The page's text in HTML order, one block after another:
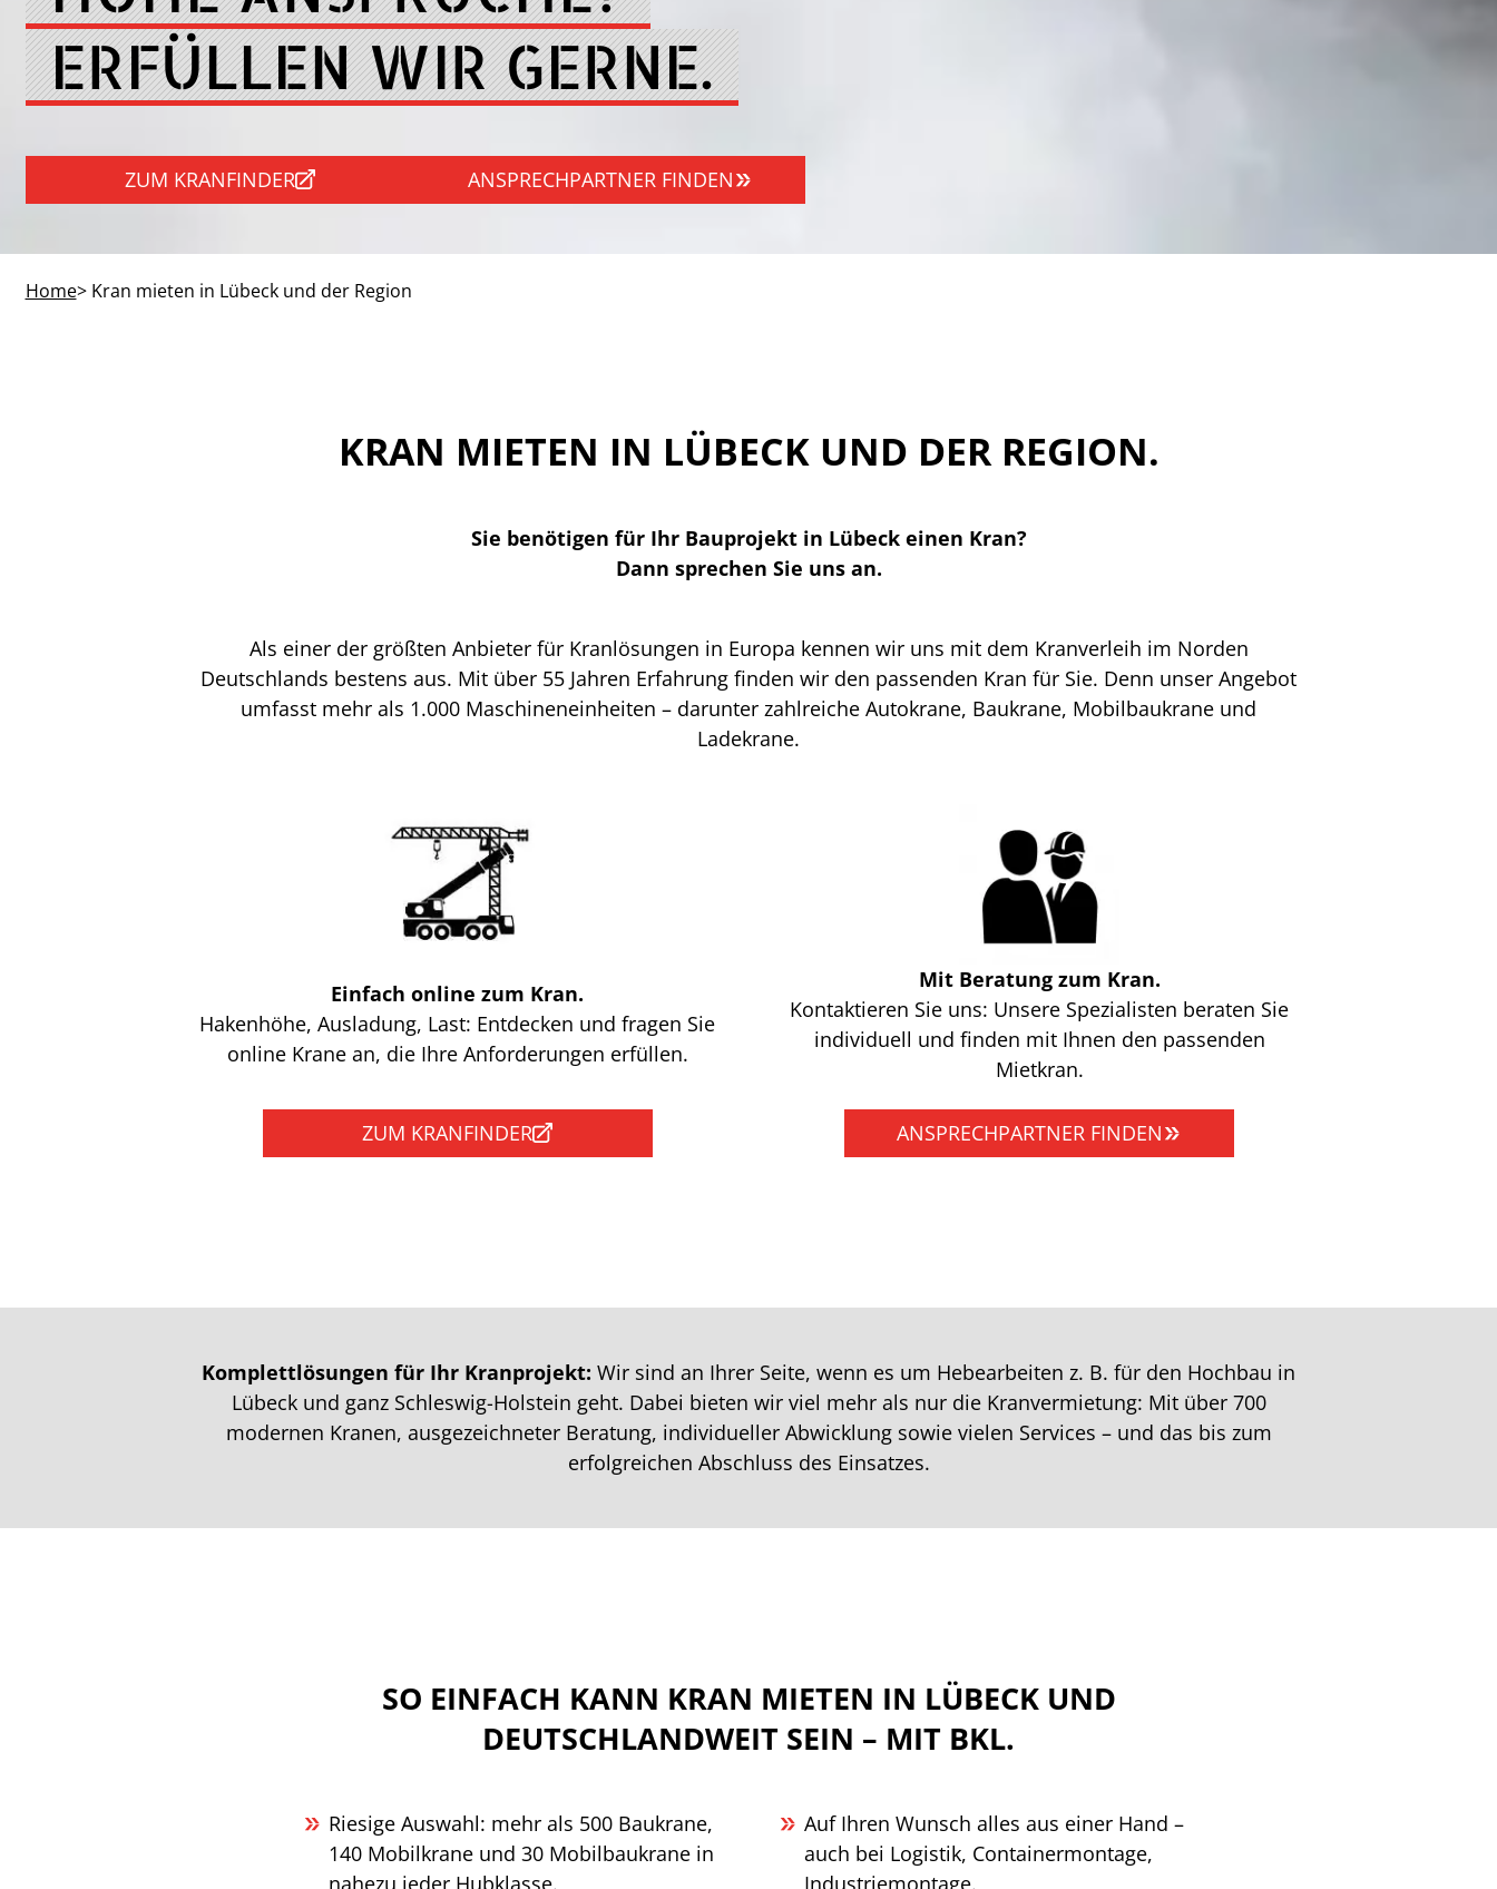
ERFÜLLEN WIR GERNE.
ZUM KRANFINDER ANSPRECHPARTNER FINDEN
Home> Kran mieten in Lübeck und der Region
KRAN MIETEN IN LÜBECK UND DER REGION.
Sie benötigen für Ihr Bauprojekt in Lübeck einen Kran?
Dann sprechen Sie uns an.
Als einer der größten Anbieter für Kranlösungen in Europa kennen wir uns mit dem Kranverleih im Norden
Deutschlands bestens aus. Mit über 55 Jahren Erfahrung finden wir den passenden Kran für Sie. Denn unser Angebot
umfasst mehr als 1.000 Maschineneinheiten – darunter zahlreiche Autokrane, Baukrane, Mobilbaukrane und
Ladekrane.
Einfach online zum Kran.
Hakenhöhe, Ausladung, Last: Entdecken und fragen Sie
online Krane an, die Ihre Anforderungen erfüllen.
ZUM KRANFINDER
Mit Beratung zum Kran.
Kontaktieren Sie uns: Unsere Spezialisten beraten Sie
individuell und finden mit Ihnen den passenden
Mietkran.
ANSPRECHPARTNER FINDEN
Komplettlösungen für Ihr Kranprojekt: Wir sind an Ihrer Seite, wenn es um Hebearbeiten z. B. für den Hochbau in
Lübeck und ganz Schleswig-Holstein geht. Dabei bieten wir viel mehr als nur die Kranvermietung: Mit über 700
modernen Kranen, ausgezeichneter Beratung, individueller Abwicklung sowie vielen Services – und das bis zum
erfolgreichen Abschluss des Einsatzes.
SO EINFACH KANN KRAN MIETEN IN LÜBECK UND
DEUTSCHLANDWEIT SEIN – MIT BKL.
Riesige Auswahl: mehr als 500 Baukrane,
140 Mobilkrane und 30 Mobilbaukrane in
nahezu jeder Hubklasse.
Auf Ihren Wunsch alles aus einer Hand –
auch bei Logistik, Containermontage,
Industriemontage.